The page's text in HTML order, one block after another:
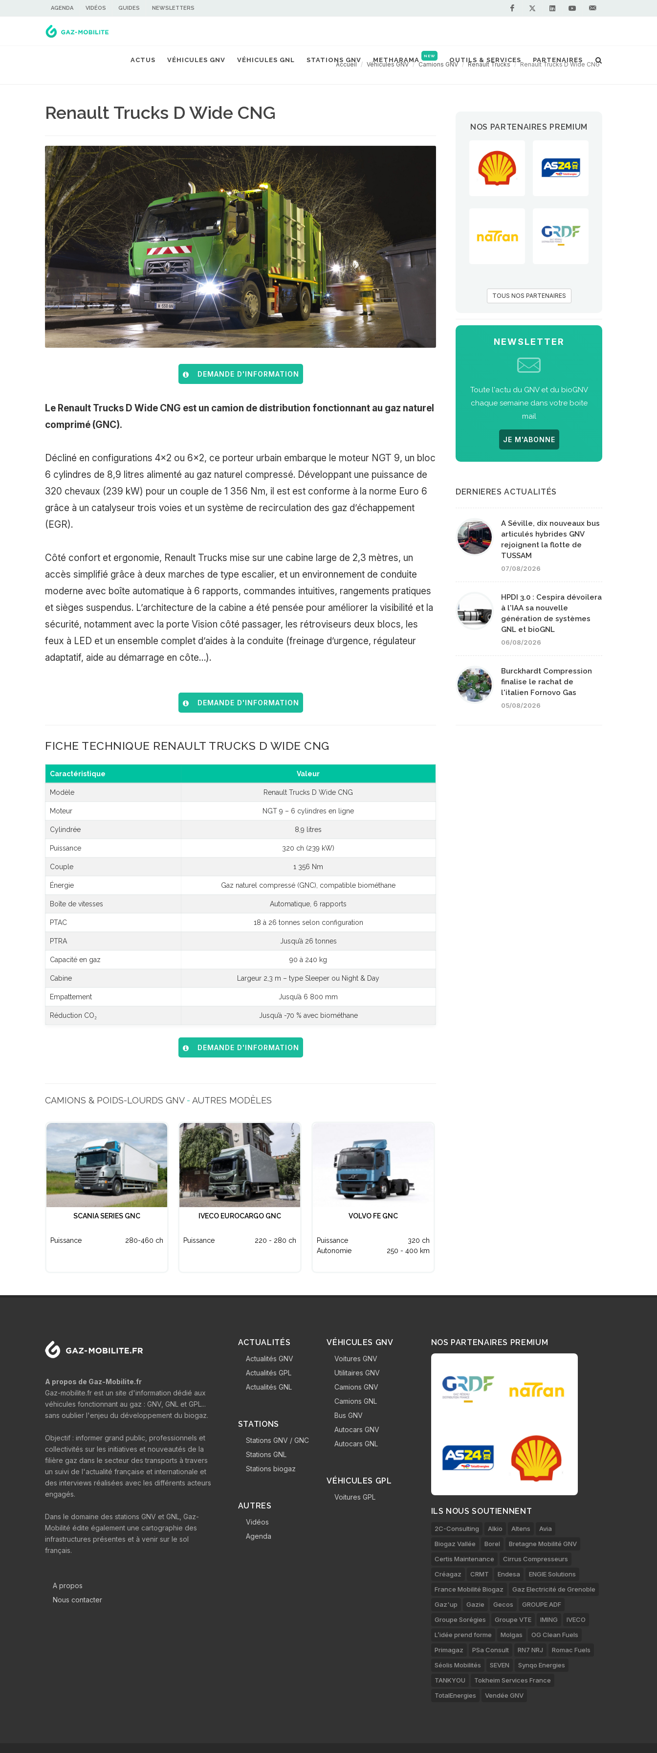
AGENDA VIDÉOS GUIDES NEWSLETTERS
ACTUS VÉHICULES GNV VÉHICULES GNL STATIONS GNV METHARAMA
NEW
OUTILS & SERVICES PARTENAIRES
Accueil Véhicules GNV Camions GNV Renault Trucks Renault Trucks D Wide CNG
Renault Trucks D Wide CNG
DEMANDE D'INFORMATION
Le Renault Trucks D Wide CNG est un camion de distribution fonctionnant au gaz naturel
comprimé (GNC).
Décliné en configurations 4x2 ou 6x2, ce porteur urbain embarque le moteur NGT 9, un bloc
6 cylindres de 8,9 litres alimenté au gaz naturel compressé. Développant une puissance de
320 chevaux (239 kW) pour un couple de 1 356 Nm, il est est conforme à la norme Euro 6
grâce à un catalyseur trois voies et un système de recirculation des gaz d’échappement
(EGR).
Côté confort et ergonomie, Renault Trucks mise sur une cabine large de 2,3 mètres, un
accès simplifié grâce à deux marches de type escalier, et un environnement de conduite
moderne avec boîte automatique à 6 rapports, commandes intuitives, rangements pratiques
et sièges suspendus. L’architecture de la cabine a été pensée pour améliorer la visibilité et la
sécurité, notamment avec la porte Vision côté passager, les rétroviseurs deux blocs, les
feux à LED et un ensemble complet d’aides à la conduite (freinage d’urgence, régulateur
adaptatif, aide au démarrage en côte…).
DEMANDE D'INFORMATION
FICHE TECHNIQUE RENAULT TRUCKS D WIDE CNG
Caractéristique Valeur
Modèle Renault Trucks D Wide CNG
Moteur NGT 9 – 6 cylindres en ligne
Cylindrée 8,9 litres
Puissance 320 ch (239 kW)
Couple 1 356 Nm
Énergie Gaz naturel compressé (GNC), compatible biométhane
Boîte de vitesses Automatique, 6 rapports
PTAC 18 à 26 tonnes selon configuration
PTRA Jusqu’à 26 tonnes
Capacité en gaz 90 à 240 kg
Cabine Largeur 2,3 m – type Sleeper ou Night & Day
Empattement Jusqu’à 6 800 mm
Réduction CO₂ Jusqu’à -70 % avec biométhane
DEMANDE D'INFORMATION
CAMIONS & POIDS-LOURDS GNV- AUTRES MODÈLES
SCANIA SERIES GNC
Puissance 280-460 ch
IVECO EUROCARGO GNC
Puissance 220 - 280 ch
VOLVO FE GNC
Puissance
320 ch
Autonomie
250 - 400 km
NOS PARTENAIRES PREMIUM
TOUS NOS PARTENAIRES
NEWSLETTER
Toute l'actu du GNV et du bioGNV
chaque semaine dans votre boite
mail
JE M'ABONNE
DERNIERES ACTUALITÉS
A Séville, dix nouveaux bus
articulés hybrides GNV
rejoignent la flotte de
TUSSAM
07/08/2026
HPDI 3.0 : Cespira dévoilera
à l'IAA sa nouvelle
génération de systèmes
GNL et bioGNL
06/08/2026
Burckhardt Compression
finalise le rachat de
l'italien Fornovo Gas
05/08/2026
A propos de Gaz-Mobilite.fr
Gaz-mobilite.fr est un site d'information dédié aux
véhicules fonctionnant au gaz : GNV, GNL et GPL...
sans oublier l'enjeu du développement du biogaz.
Objectif : informer grand public, professionnels et
collectivités sur les initiatives et nouveautés de la
filière gaz dans le secteur des transports à travers
un suivi de l'actualité française et internationale et
des interviews réalisées avec les différents acteurs
engagés.
Dans le domaine des stations GNV et GNL, Gaz-
Mobilité édite également une cartographie des
infrastructures présentes et à venir sur le sol
français.
A propos
Nous contacter
ACTUALITÉS
Actualités GNV
Actualités GPL
Actualités GNL
STATIONS
Stations GNV / GNC
Stations GNL
Stations biogaz
AUTRES
Vidéos
Agenda
VÉHICULES GNV
Voitures GNV
Utilitaires GNV
Camions GNV
Camions GNL
Bus GNV
Autocars GNV
Autocars GNL
VÉHICULES GPL
Voitures GPL
NOS PARTENAIRES PREMIUM
ILS NOUS SOUTIENNENT
2C-Consulting Alkio Altens
Avia
Biogaz Vallée
Borel
Bretagne Mobilité GNV
Certis Maintenance
Cirrus Compresseurs
Créagaz
CRMT Endesa
ENGIE Solutions
France Mobilité Biogaz
Gaz Electricité de Grenoble
Gaz'up
Gazie Gecos
GROUPE ADF
Groupe Sorégies
Groupe VTE IMING
IVECO
L’idée prend forme
Molgas
OG Clean Fuels
Primagaz
PSa Consult RN7 NRJ
Romac Fuels
Séolis Mobilités
SEVEN
Synqo Energies
TANKYOU
Tokheim Services France
TotalEnergies
Vendée GNV